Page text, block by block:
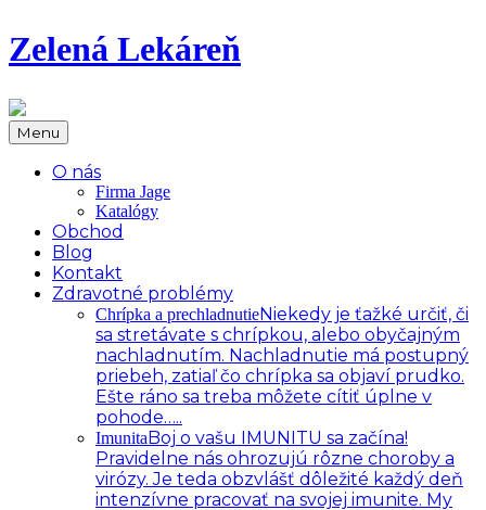
Zelená Lekáreň
Menu
O nás
Firma Jage
Katalógy
Obchod
Blog
Kontakt
Zdravotné problémy
Chrípka a prechladnutieNiekedy je ťažké určiť, či
sa stretávate s chrípkou, alebo obyčajným
nachladnutím. Nachladnutie má postupný
priebeh, zatiaľ čo chrípka sa objaví prudko.
Ešte ráno sa treba môžete cítiť úplne v
pohode…..
ImunitaBoj o vašu IMUNITU sa začína!
Pravidelne nás ohrozujú rôzne choroby a
virózy. Je teda obzvlášť dôležité každý deň
intenzívne pracovať na svojej imunite. My